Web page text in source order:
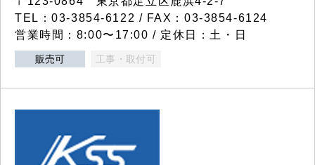
TEL：03-3854-6122 / FAX：03-3854-6124
営業時間：8:00〜17:00 / 定休日：土・日
販売可 工事・取付可